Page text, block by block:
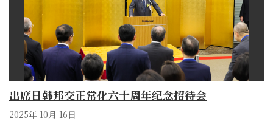
出席日韩邦交正常化六十周年纪念招待会
2025年 10月 16日